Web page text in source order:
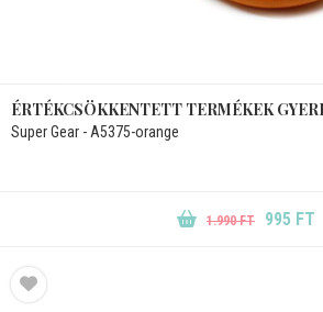
ÉRTÉKCSÖKKENTETT TERMÉKEK
Super Gear - A5375-orange
1.990 FT 995 FT